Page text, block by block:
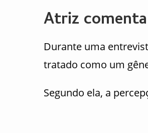
Atriz
Durante uma
tratado como um
Segundo ela, a